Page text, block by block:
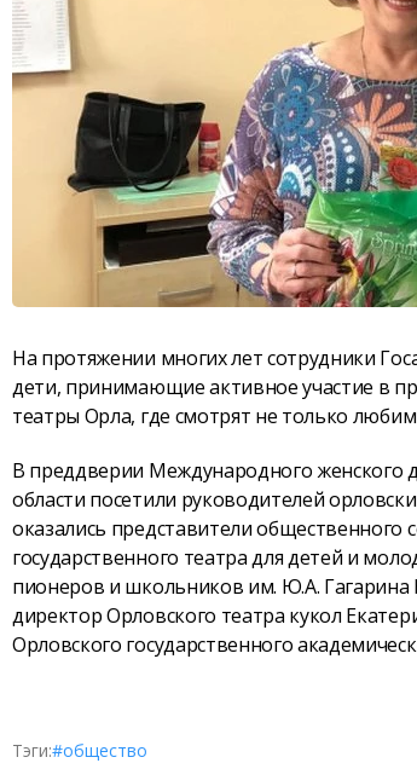
На протяжении многих лет сотрудники
дети, принимающие активное участие в
театры Орла, где смотрят не только
В преддверии Международного женского
области посетили руководителей
оказались представители
государственного театра для детей и
пионеров и школьников им. Ю.А.
директор Орловского театра кукол
Орловского государственного
Тэги:#общество